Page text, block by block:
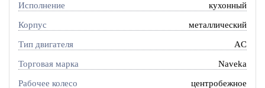
Исполнение кухонный
Корпус металлический
Тип двигателя AC
Торговая марка Naveka
Рабочее колесо центробежное